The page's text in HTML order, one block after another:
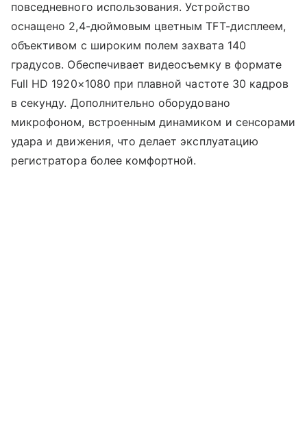
повседневного использования. Устройство
оснащено 2,4-дюймовым цветным TFT-дисплеем,
объективом с широким полем захвата 140
градусов. Обеспечивает видеосъемку в формате
Full HD 1920×1080 при плавной частоте 30 кадров
в секунду. Дополнительно оборудовано
микрофоном, встроенным динамиком и сенсорами
удара и движения, что делает эксплуатацию
регистратора более комфортной.